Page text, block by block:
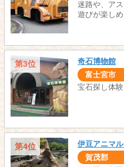
迷路や、ア
遊びが楽し
第3位 奇石博物館
富士宮市
宝石探し体
第4位 伊豆アニマ
賀茂郡